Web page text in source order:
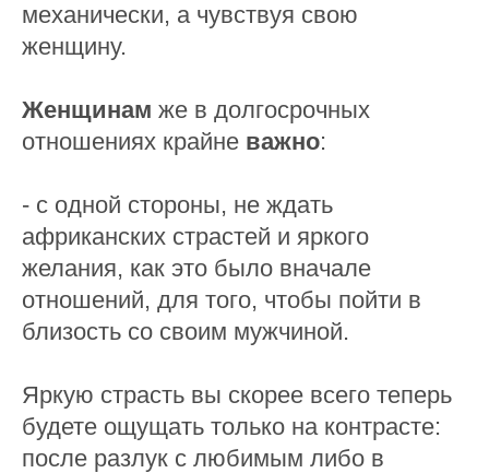
механически, а чувствуя свою
женщину.
Женщинам же в долгосрочных
отношениях крайне важно:
- с одной стороны, не ждать
африканских страстей и яркого
желания, как это было вначале
отношений, для того, чтобы пойти в
близость со своим мужчиной.
Яркую страсть вы скорее всего теперь
будете ощущать только на контрасте:
после разлук с любимым либо в